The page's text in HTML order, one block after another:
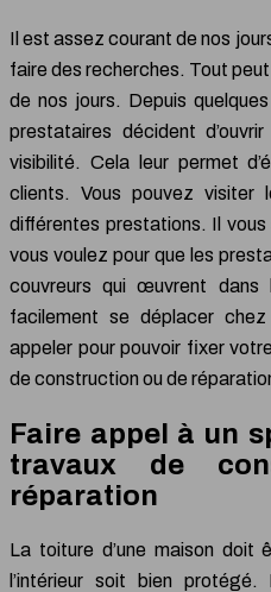
Il est assez courant de nos
faire des recherches. Tout
de nos jours. Depuis
prestataires décident
visibilité. Cela leur permet
clients. Vous pouvez visiter
différentes prestations. Il
vous voulez pour que les
couvreurs qui œuvrent dans
facilement se déplacer
appeler pour pouvoir fixer
de construction ou de
Faire appel à un
travaux de
réparation
La toiture d’une maison doit
l’intérieur soit bien